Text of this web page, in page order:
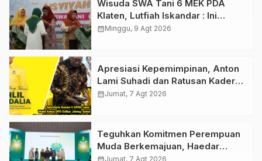
Wisuda SWA Tani 6 MEK PDA
Klaten, Lutfiah Iskandar : Ini
Menguatkan Gerakan Lumbung
calendar_monthMinggu, 9 Agt 2026
Apresiasi Kepemimpinan, Anton
Lami Suhadi dan Ratusan Kader
Golkar Klaten Ikut Rayakan Ultah
calendar_monthJumat, 7 Agt 2026
Teguhkan Komitmen Perempuan
Muda Berkemajuan, Haedar
Nashir Buka Muktamar ke-15
calendar_monthJumat, 7 Agt 2026